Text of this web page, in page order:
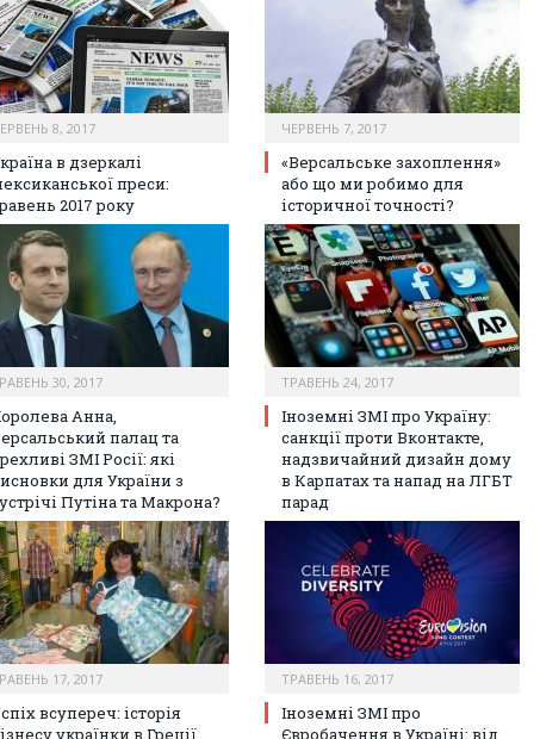
8, 2017
в дзеркалі
преси:
2017 року
ЧЕРВЕНЬ 7, 2017
«Версальське захоплення»
або що ми робимо для
історичної точності?
30, 2017
Анна,
палац та
ЗМІ Росії: які
для України з
Путіна та Макрона?
ТРАВЕНЬ 24, 2017
Іноземні ЗМІ про Україну:
санкції проти Вконтакте,
надзвичайний дизайн дому
в Карпатах та напад на ЛГБТ
парад
17, 2017
всупереч: історія
українки в Греції
ТРАВЕНЬ 16, 2017
Іноземні ЗМІ про
Євробачення в Україні: від